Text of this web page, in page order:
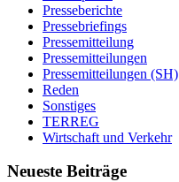
Presseberichte
Pressebriefings
Pressemitteilung
Pressemitteilungen
Pressemitteilungen (SH)
Reden
Sonstiges
TERREG
Wirtschaft und Verkehr
Neueste Beiträge